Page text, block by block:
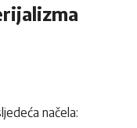
načela: